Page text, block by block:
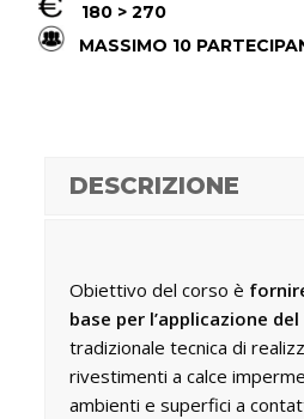
180 > 270
MASSIMO 10
DESCRIZIONE
Obiettivo del corso è
base per l’applicazione
tradizionale tecnica di
rivestimenti a calce
ambienti e superfici a